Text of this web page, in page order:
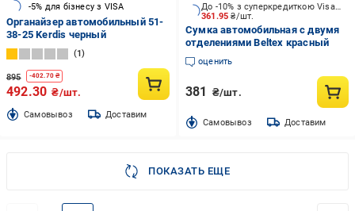
-5% для бізнесу з VISA
Органайзер автомобильный 51-
38-25 Kerdis черный
1
895 -402.70 ₴
492.30 ₴/шт.
Cамовывоз Доставим
361.95₴/шт.
До -10% з суперкредиткою Visa Вигода
Сумка автомобильная с двумя
отделениями Beltex красный
оценить
381 ₴/шт.
Cамовывоз Доставим
ПОКАЗАТЬ ЕЩЕ